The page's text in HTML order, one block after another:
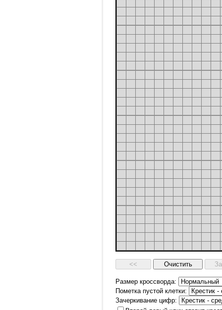
Размер кроссворда:
Пометка пустой клетки:
Зачеркивание цифр: